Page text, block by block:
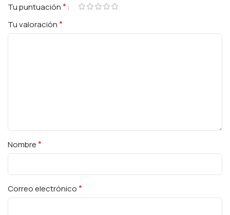
Tu puntuación*
Tu valoración*
Nombre*
Correo electrónico*